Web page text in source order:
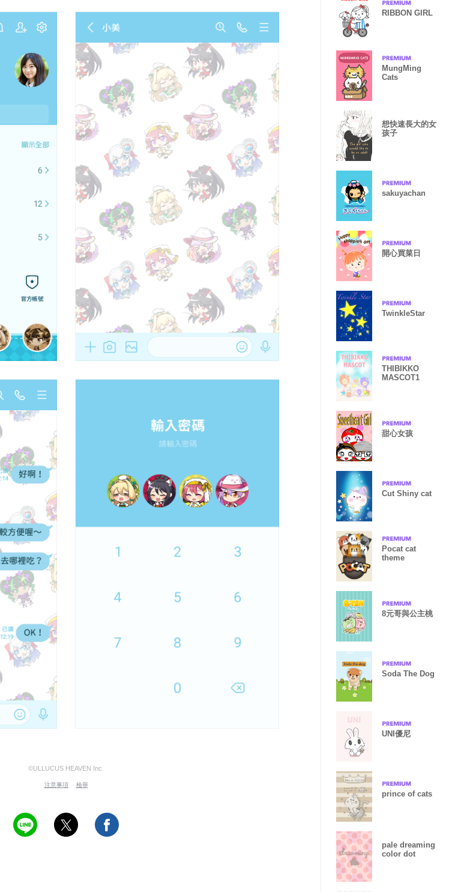
©ULLUCUS HEAVEN Inc.
注意事項 檢舉
RIBBON GIRL
MungMing
Cats
想快速長大的女
孩子
sakuyachan
開心買菜日
TwinkleStar
THIBIKKO
MASCOT1
甜心女孩
Cut Shiny cat
Pocat cat
theme
8元哥與公主桃
Soda The Dog
UNI優尼
prince of cats
pale dreaming
color dot